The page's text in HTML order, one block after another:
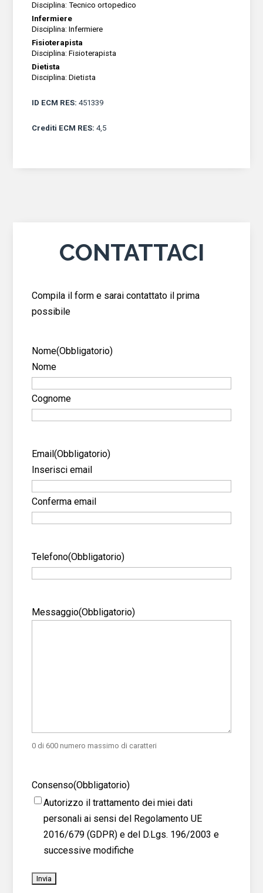
Disciplina:Tecnico ortopedico
Infermiere
Disciplina:Infermiere
Fisioterapista
Disciplina:Fisioterapista
Dietista
Disciplina:Dietista
ID ECM RES:451339
Crediti ECM RES:4,5
CONTATTACI
Compila il form e sarai contattato il prima
possibile
Nome(Obbligatorio)
Nome
Cognome
Email(Obbligatorio)
Inserisci email
Conferma email
Telefono(Obbligatorio)
Messaggio(Obbligatorio)
0 di 600 numero massimo di caratteri
Consenso(Obbligatorio)
Autorizzo il trattamento dei miei dati
personali ai sensi del Regolamento UE
2016/679 (GDPR) e del D.Lgs. 196/2003 e
successive modifiche